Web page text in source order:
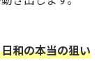
和の本当の狙い